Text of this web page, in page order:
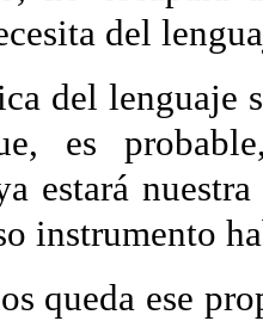
del
del lenguaje
es
estará
instrumento
queda ese